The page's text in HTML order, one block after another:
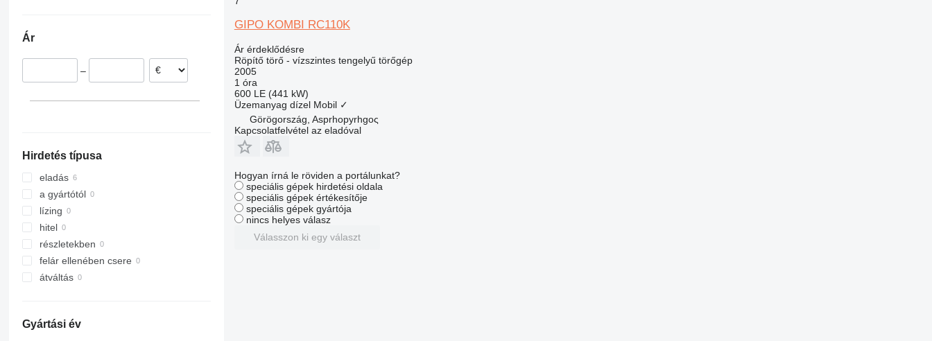
Írország
Németország
Ár
–
Hirdetés típusa
eladás
a gyártótól
lízing
hitel
részletekben
felár ellenében csere
átváltás
Gyártási év
GIPO KOMBI RC110K
Ár érdeklődésre
Röpítő törő - vízszintes tengelyű törőgép
2005
1 óra
600 LE (441 kW)
Üzemanyag dízel Mobil ✓
Görögország, Asprhopyrhgoς
Kapcsolatfelvétel az eladóval
Hogyan írná le röviden a portálunkat?
speciális gépek hirdetési oldala
speciális gépek értékesítője
speciális gépek gyártója
nincs helyes válasz
Válasszon ki egy választ